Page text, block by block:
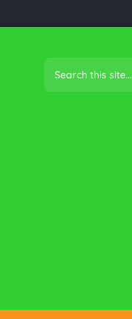
Pola Membuka Kelas